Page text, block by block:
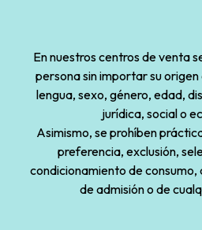
En nuestros centros de venta
persona sin importar su
lengua, sexo, género, edad,
jurídica, social o
Asimismo, se prohíben
preferencia, exclusión,
condicionamiento de
de admisión o de